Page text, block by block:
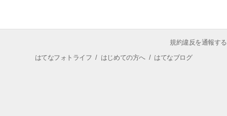
規約違反を通報する
はてなフォトライフ / はじめての方へ/ はてなブログ